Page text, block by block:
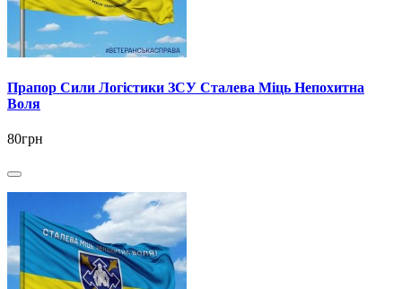
Прапор Сили Логістики ЗСУ Сталева Міць Непохитна
Воля
80грн